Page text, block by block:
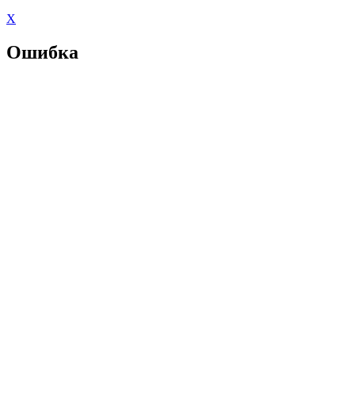
X
Ошибка